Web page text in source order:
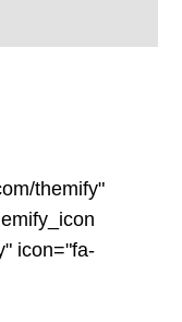
themify"
icon="fa-